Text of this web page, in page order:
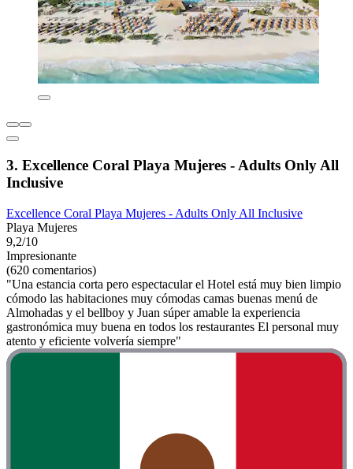
3. Excellence Coral Playa Mujeres - Adults Only All
Inclusive
Excellence Coral Playa Mujeres - Adults Only All Inclusive
Playa Mujeres
9,2/10
Impresionante
(620 comentarios)
"Una estancia corta pero espectacular el Hotel está muy bien limpio
cómodo las habitaciones muy cómodas camas buenas menú de
Almohadas y el bellboy y Juan súper amable la experiencia
gastronómica muy buena en todos los restaurantes El personal muy
atento y eficiente volvería siempre"